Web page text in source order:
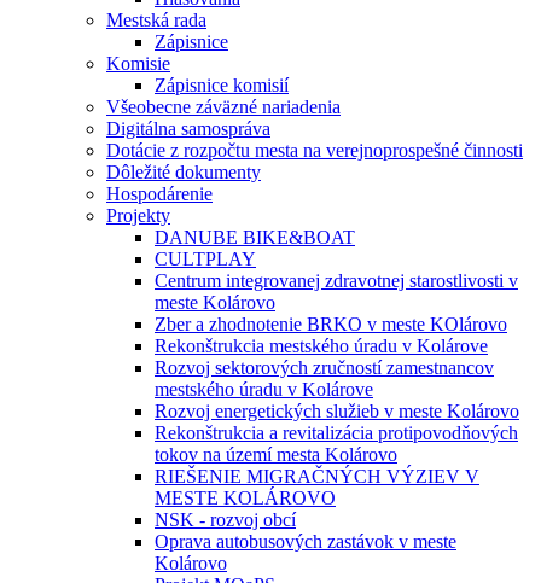
Mestská rada
Zápisnice
Komisie
Zápisnice komisií
Všeobecne záväzné nariadenia
Digitálna samospráva
Dotácie z rozpočtu mesta na verejnoprospešné činnosti
Dôležité dokumenty
Hospodárenie
Projekty
DANUBE BIKE&BOAT
CULTPLAY
Centrum integrovanej zdravotnej starostlivosti v
meste Kolárovo
Zber a zhodnotenie BRKO v meste KOlárovo
Rekonštrukcia mestského úradu v Kolárove
Rozvoj sektorových zručností zamestnancov
mestského úradu v Kolárove
Rozvoj energetických služieb v meste Kolárovo
Rekonštrukcia a revitalizácia protipovodňových
tokov na území mesta Kolárovo
RIEŠENIE MIGRAČNÝCH VÝZIEV V
MESTE KOLÁROVO
NSK - rozvoj obcí
Oprava autobusových zastávok v meste
Kolárovo